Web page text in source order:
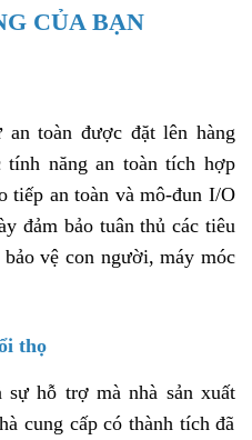
CỦA BẠN
toàn được đặt lên hàng
tính năng an toàn tích hợp
tiếp an toàn và mô-đun I/O
đảm bảo tuân thủ các tiêu
bảo vệ con người, máy móc
thọ
hỗ trợ mà nhà sản xuất
cung cấp có thành tích đã